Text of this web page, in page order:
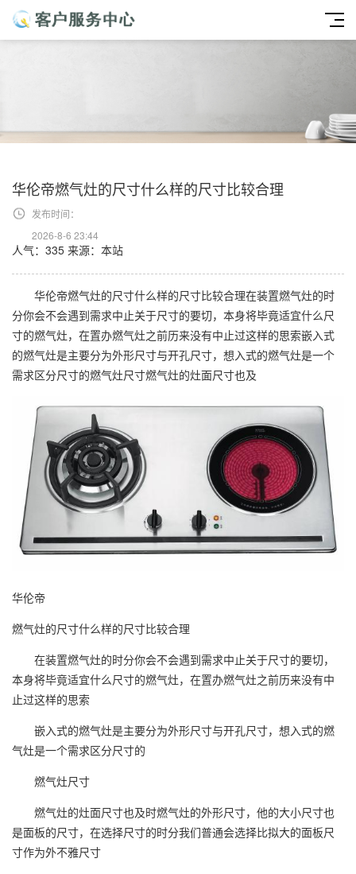
华伦帝燃气灶的尺寸什么样的尺寸比较合理
发布时间：
2026-8-6 23:44
人气：335 来源：本站
华伦帝燃气灶的尺寸什么样的尺寸比较合理在装置燃气灶的时
分你会不会遇到需求中止关于尺寸的要切，本身将毕竟适宜什么尺
寸的燃气灶，在置办燃气灶之前历来没有中止过这样的思索嵌入式
的燃气灶是主要分为外形尺寸与开孔尺寸，想入式的燃气灶是一个
需求区分尺寸的燃气灶尺寸燃气灶的灶面尺寸也及
华伦帝
燃气灶的尺寸什么样的尺寸比较合理
在装置燃气灶的时分你会不会遇到需求中止关于尺寸的要切，
本身将毕竟适宜什么尺寸的燃气灶，在置办燃气灶之前历来没有中
止过这样的思索
嵌入式的燃气灶是主要分为外形尺寸与开孔尺寸，想入式的燃
气灶是一个需求区分尺寸的
燃气灶尺寸
燃气灶的灶面尺寸也及时燃气灶的外形尺寸，他的大小尺寸也
是面板的尺寸，在选择尺寸的时分我们普通会选择比拟大的面板尺
寸作为外不雅尺寸